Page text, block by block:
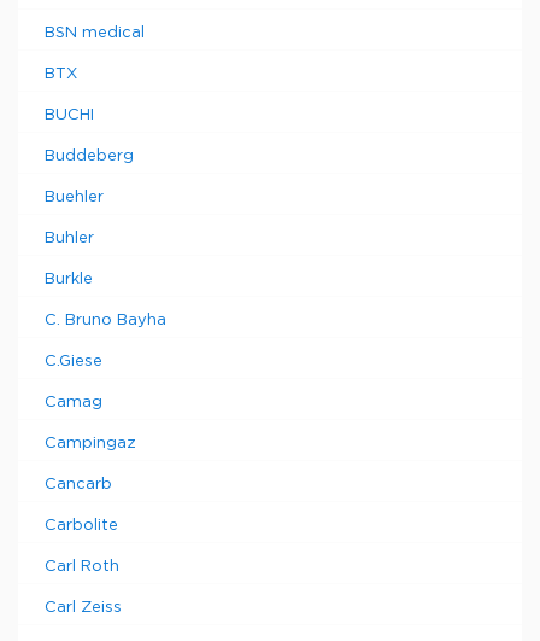
BSN medical
BTX
BUCHI
Buddeberg
Buehler
Buhler
Burkle
C. Bruno Bayha
C.Giese
Camag
Campingaz
Cancarb
Carbolite
Carl Roth
Carl Zeiss